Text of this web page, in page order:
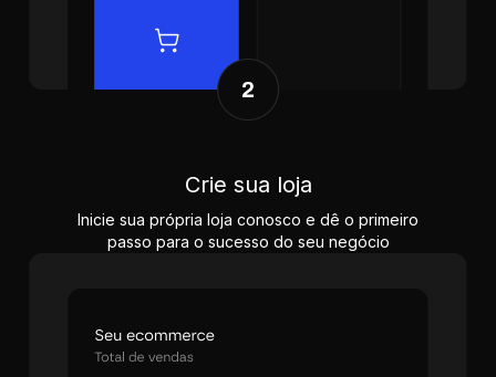
Crie sua loja
Inicie sua própria loja conosco e dê o primeiro
passo para o sucesso do seu negócio